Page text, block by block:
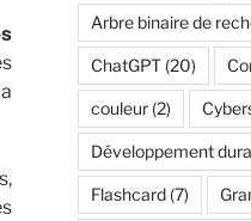
Arbre binaire de
ChatGPT(20)
couleur(2)
Développement
Flashcard(7)